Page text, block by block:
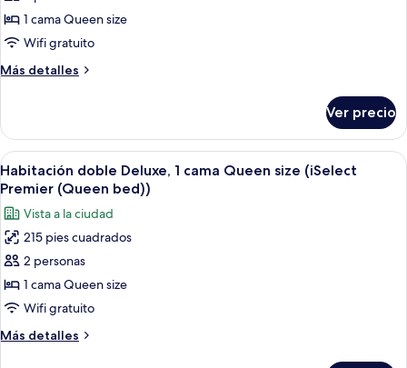
Habitación
doble
(iSelect
1 cama Queen size
Wifi gratuito
Más detalles
Más
doble
estándar
(iSelect
Room)
Ver precio
Abrir
todas
las
fotos
de
Habitación
doble
Deluxe,
1
cama
Una habitación de hotel moderna
5
Habitación doble Deluxe, 1 cama Queen size (iSelect
Premier (Queen bed))
Vista a la ciudad
215 pies cuadrados
2 personas
1 cama Queen size
Wifi gratuito
Más detalles
Más